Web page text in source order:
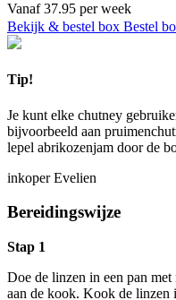
Vanaf 37.95 per week
Bekijk & bestel box Bestel
Tip!
Je kunt elke chutney
bijvoorbeeld aan
lepel abrikozenjam door de
inkoper Evelien
Bereidingswijze
Stap 1
Doe de linzen in een pan
aan de kook. Kook de linzen